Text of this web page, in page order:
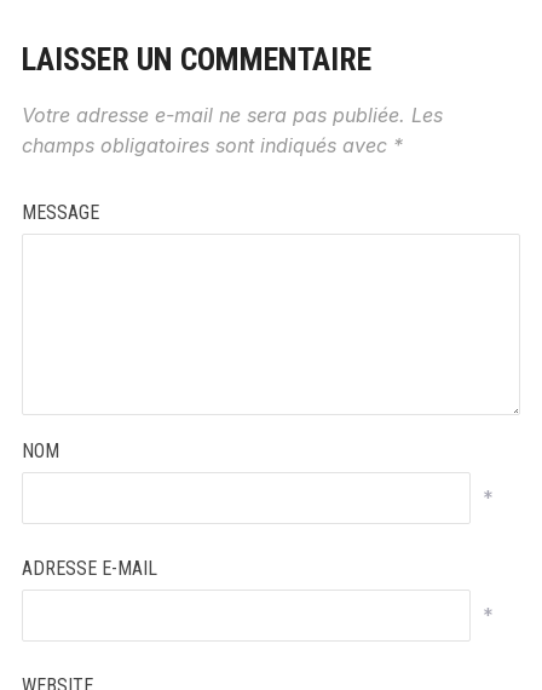
LAISSER UN COMMENTAIRE
Votre adresse e-mail ne sera pas publiée. Les
champs obligatoires sont indiqués avec *
MESSAGE
NOM
*
ADRESSE E-MAIL
*